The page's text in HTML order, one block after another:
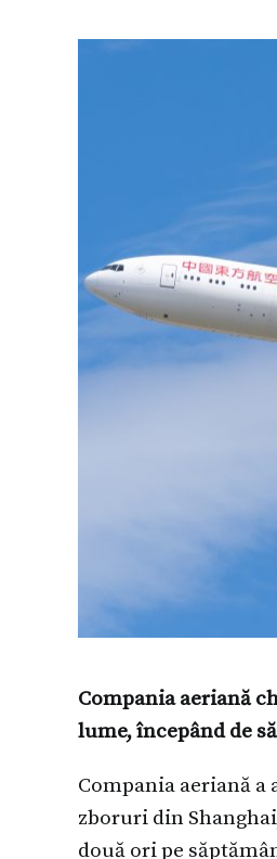
Compania aeriană
lume, începând de
Compania aeriană
zboruri din
două ori pe